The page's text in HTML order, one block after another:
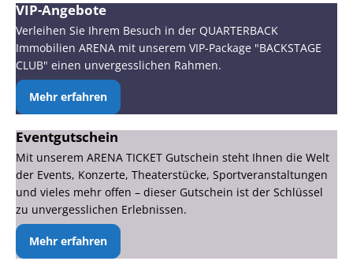
VIP-Angebote
Verleihen Sie Ihrem Besuch in der QUARTERBACK
Immobilien ARENA mit unserem VIP-Package "BACKSTAGE
CLUB" einen unvergesslichen Rahmen.
Mehr erfahren
Eventgutschein
Mit unserem ARENA TICKET Gutschein steht Ihnen die Welt
der Events, Konzerte, Theaterstücke, Sportveranstaltungen
und vieles mehr offen – dieser Gutschein ist der Schlüssel
zu unvergesslichen Erlebnissen.
Mehr erfahren